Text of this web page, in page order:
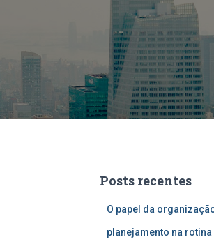
Posts recentes
O papel da
planejamento na